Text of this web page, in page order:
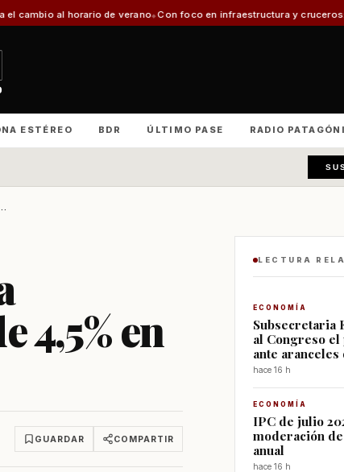
verano Con foco en infraestructura y cruceros: Epaustral proyecta
ESTÉREO BDR ÚLTIMO PASE RADIO
4,5% en
GUARDAR COMPARTIR
LECTURA
ECONOMÍA
Subsecretaria
al Congreso el
ante aranceles
hace 16 h
ECONOMÍA
IPC de julio
moderación
anual
hace 16 h